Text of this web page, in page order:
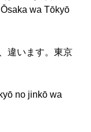
wa Tōkyō
違います。東京
no jinkō wa